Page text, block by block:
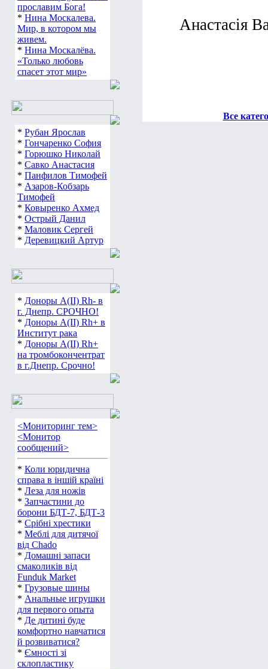
прославим Бога!
* Нина Москалева.
Мир, в котором мы
живем.
* Нина Москалёва.
«Только любовь
спасет этот мир»
* Рубан Ярослав
* Гончаренко София
* Горюшко Николай
* Савко Анастасия
* Панфилов Тимофей
* Азаров-Кобзарь
Тимофей
* Ковыренко Ахмед
* Острый Данил
* Маловик Сергей
* Деревицкий Артур
* Доноры А(ІІ) Rh- в
г. Днепр. СРОЧНО!
* Доноры А(ІІ) Rh+ в
Институт рака
* Доноры А(ІІ) Rh+
на тромбокончентрат
в г.Днепр. Срочно!
<Мониторинг тем>
<Монитор
сообщений>
* Коли юридична
справа в іншій країні
* Леза для ножів
* Запчастини до
борони БДТ-7, БДТ-3
* Срібні хрестики
* Меблі для дитячої
від Chado
* Домашні запаси
смаколиків від
Funduk Market
* Грузовые шины
* Анальные игрушки
для первого опыта
* Де дитині буде
комфортно навчатися
й розвиватися?
* Ємності зі
склопластику
Анастасія
Все